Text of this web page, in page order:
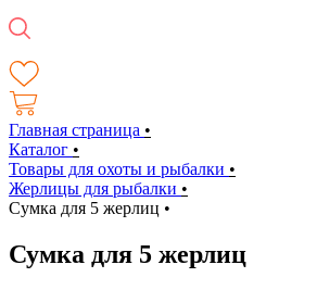
Главная страница •
Каталог •
Товары для охоты и рыбалки •
Жерлицы для рыбалки •
Сумка для 5 жерлиц •
Сумка для 5 жерлиц